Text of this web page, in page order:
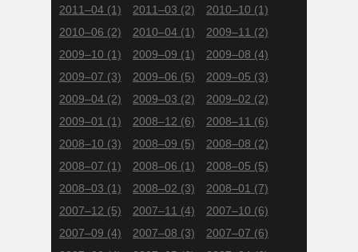
2011–04 (1) 2011–03 (2) 2010–10 (1)
2010–06 (2) 2010–04 (1) 2009–11 (2)
2009–10 (1) 2009–09 (1) 2009–08 (4)
2009–07 (3) 2009–06 (5) 2009–05 (3)
2009–04 (2) 2009–03 (2) 2009–02 (2)
2009–01 (1) 2008–12 (6) 2008–11 (6)
2008–10 (3) 2008–09 (5) 2008–08 (2)
2008–07 (1) 2008–06 (1) 2008–05 (5)
2008–03 (1) 2008–02 (3) 2008–01 (7)
2007–12 (5) 2007–11 (4) 2007–10 (6)
2007–09 (4) 2007–08 (3) 2007–07 (6)